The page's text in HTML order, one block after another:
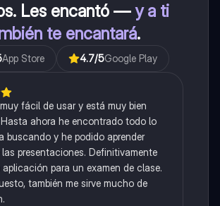
Les encantó —y a ti
te encantará.
App Store 4.7/5Google Play
fácil de usar y está muy bien
ahora he encontrado todo lo
buscando y he podido aprender
presentaciones. Definitivamente
para un examen de clase.
también me sirve mucho de